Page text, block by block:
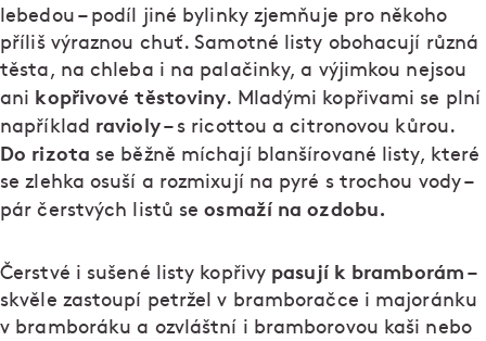
lebedou – podíl jiné bylinky zjemňuje pro někoho
příliš výraznou chuť. Samotné listy obohacují různá
těsta, na chleba i na palačinky, a výjimkou nejsou
ani kopřivové těstoviny. Mladými kopřivami se plní
například ravioly– s ricottou a citronovou kůrou.
Do rizota se běžně míchají blanšírované listy, které
se zlehka osuší a rozmixují na pyré s trochou vody –
pár čerstvých listů seosmaží na ozdobu.
Čerstvé i sušené listy kopřivy pasují k bramborám –
skvěle zastoupí petržel v bramboračce i majoránku
v bramboráku a ozvláštní i bramborovou kaši nebo